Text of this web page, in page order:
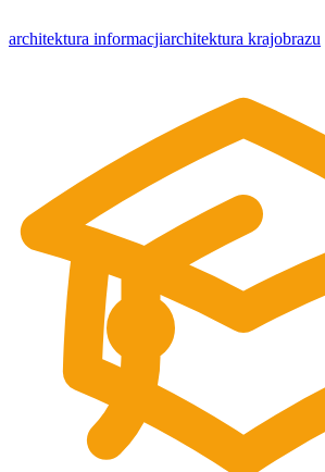
architektura informacjiarchitektura krajobrazu